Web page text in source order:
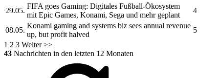
29.05.
FIFA goes Gaming: Digitales Fußball-Ökosystem
mit Epic Games, Konami, Sega und mehr geplant
4
08.05.
Konami gaming and systems biz sees annual revenue
up, but profit halved
5
1 2 3 Weiter >>
43 Nachrichten in den letzten 12 Monaten